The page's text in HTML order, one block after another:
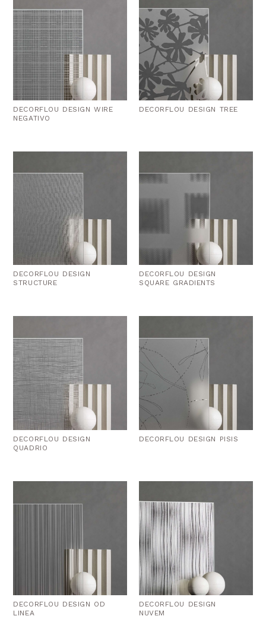
DECORFLOU DESIGN WIRE
NEGATIVO
DECORFLOU DESIGN TREE
DECORFLOU DESIGN
STRUCTURE
DECORFLOU DESIGN
SQUARE GRADIENTS
DECORFLOU DESIGN
QUADRIO
DECORFLOU DESIGN PISIS
DECORFLOU DESIGN OD
LINEA
DECORFLOU DESIGN
NUVEM